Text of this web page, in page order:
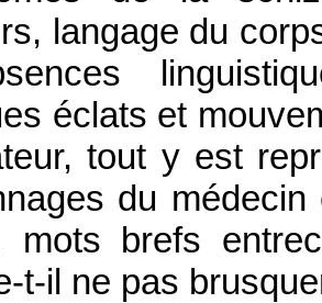
langage du
éclats et
tout y est
du
mots brefs
t-il ne pas